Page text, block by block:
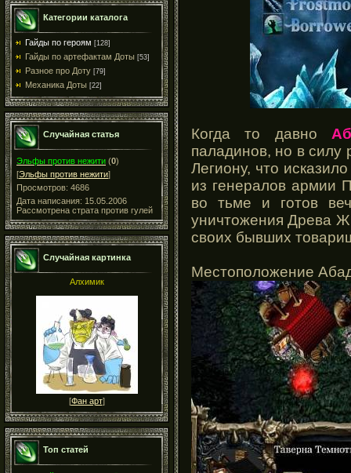
Категории каталога
Гайды по героям [128]
Гайды по артефактам Доты [53]
Разное про Доту [79]
Механика Доты [22]
Случайная статья
Эльфы против нежити (0)
[Эльфы против нежити]
Просмотров: 4686
Дата написания: 15.05.2006
Рассмотрена страта против гулей
Случайная картинка
Алхимик
[Фан арт]
Топ статей
Когда то давно
паладинов, но в силу
Легиону, что
из генералов армии
во тьме и готов
уничтожения Древа
своих бывших
Местоположение